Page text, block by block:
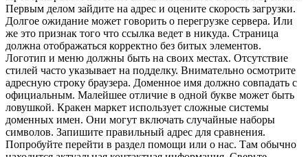
Первым делом зайдите на адрес и оцените скорость загрузки.
Долгое ожидание может говорить о перегрузке сервера. Или
же это признак того что ссылка ведет в никуда. Страница
должна отображаться корректно без битых элементов.
Логотип и меню должны быть на своих местах. Отсутствие
стилей часто указывает на подделку. Внимательно осмотрите
адресную строку браузера. Доменное имя должно совпадать с
официальным. Малейшее отличие в одной букве может быть
ловушкой. Кракен маркет использует сложные системы
доменных имен. Они могут включать случайные наборы
символов. Запишите правильный адрес для сравнения.
Попробуйте перейти в раздел помощи или о нас. Там обычно